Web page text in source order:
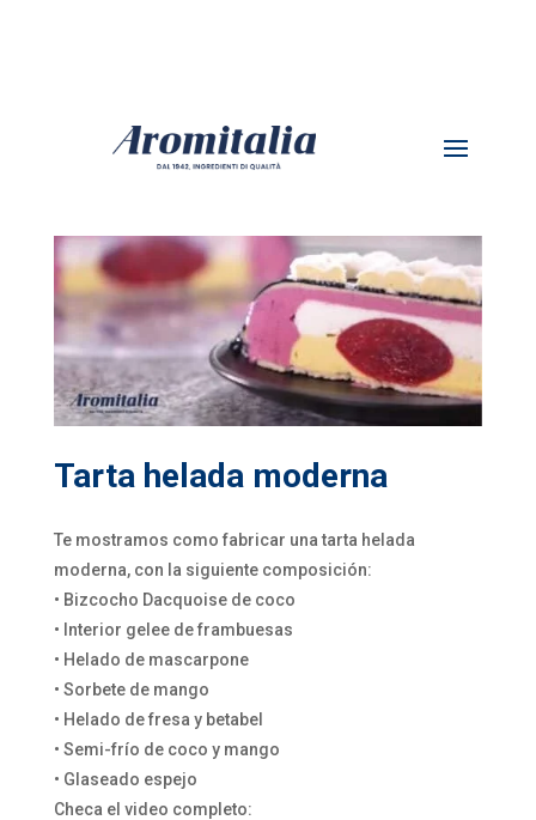
Tarta helada moderna
Te mostramos como fabricar una tarta helada
moderna, con la siguiente composición:
• Bizcocho Dacquoise de coco
• Interior gelee de frambuesas
• Helado de mascarpone
• Sorbete de mango
• Helado de fresa y betabel
• Semi-frío de coco y mango
• Glaseado espejo
Checa el video completo: